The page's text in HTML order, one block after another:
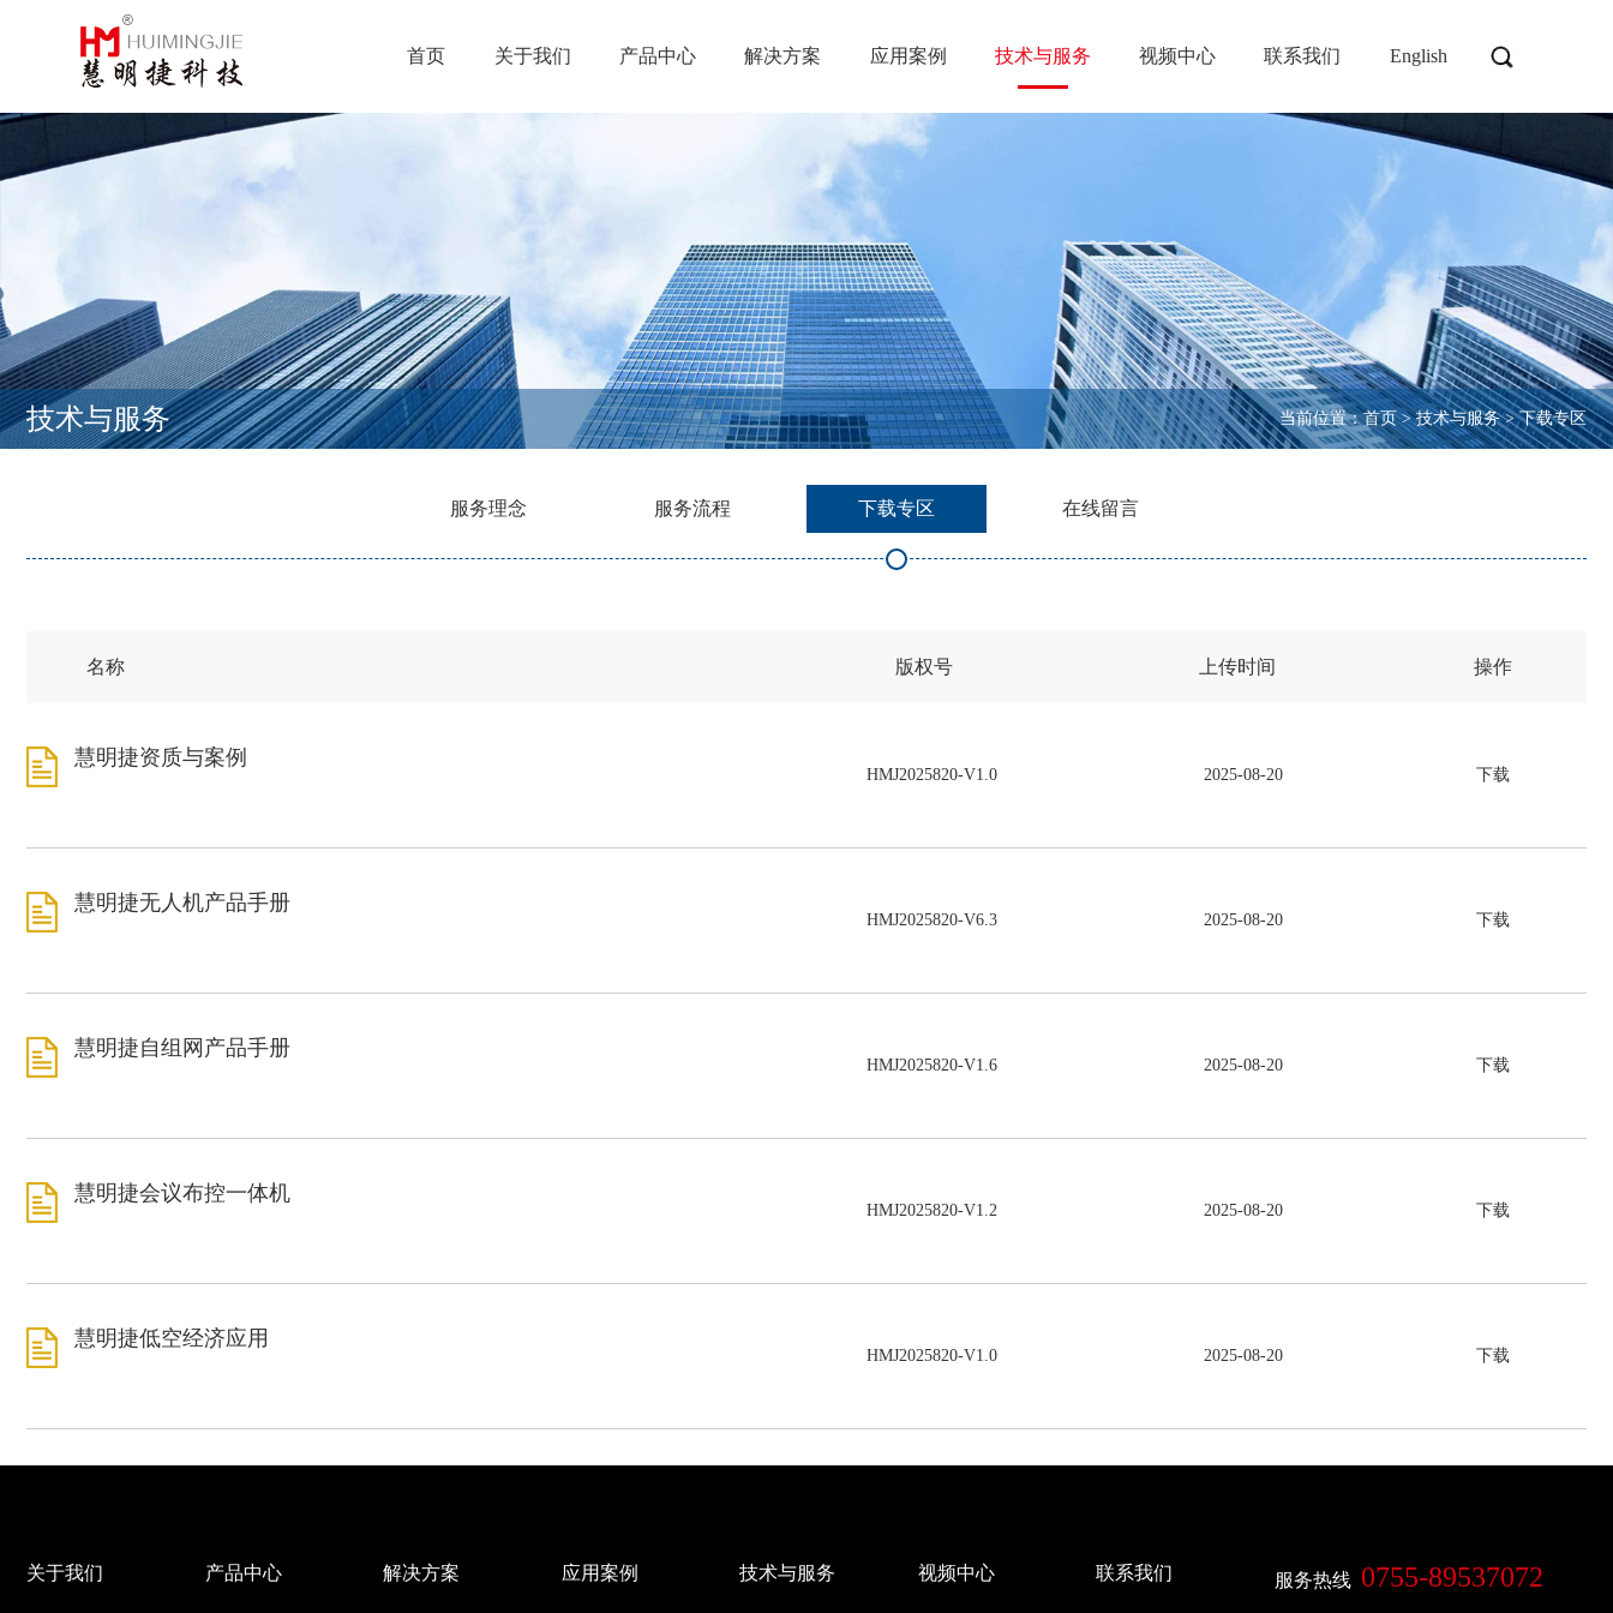
首页 关于我们 产品中心 解决方案 应用案例 技术与服务 视频中心 联系我们 English
技术与服务 当前位置：首页>技术与服务>下载专区
服务理念 服务流程 下载专区 在线留言
名称 版权号 上传时间 操作
慧明捷资质与案例
HMJ2025820-V1.0 2025-08-20 下载
慧明捷无人机产品手册
HMJ2025820-V6.3 2025-08-20 下载
慧明捷自组网产品手册
HMJ2025820-V1.6 2025-08-20 下载
慧明捷会议布控一体机
HMJ2025820-V1.2 2025-08-20 下载
慧明捷低空经济应用
HMJ2025820-V1.0 2025-08-20 下载
关于我们 产品中心 解决方案 应用案例 技术与服务 视频中心 联系我们 服务热线 0755-89537072